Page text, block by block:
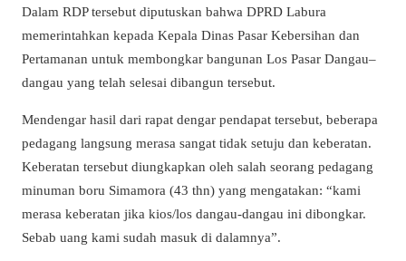
Dalam RDP tersebut diputuskan bahwa DPRD Labura
memerintahkan kepada Kepala Dinas Pasar Kebersihan dan
Pertamanan untuk membongkar bangunan Los Pasar Dangau–
dangau yang telah selesai dibangun tersebut.
Mendengar hasil dari rapat dengar pendapat tersebut, beberapa
pedagang langsung merasa sangat tidak setuju dan keberatan.
Keberatan tersebut diungkapkan oleh salah seorang pedagang
minuman boru Simamora (43 thn) yang mengatakan: “kami
merasa keberatan jika kios/los dangau-dangau ini dibongkar.
Sebab uang kami sudah masuk di dalamnya”.